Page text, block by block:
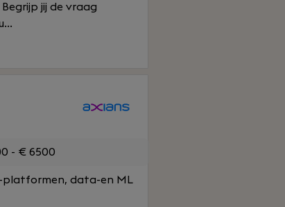
jij de vraag
- € 6500
platformen, data-en ML